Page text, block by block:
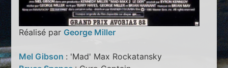
Réalisé par George Miller
Mel Gibson : 'Mad' Max Rockatansky